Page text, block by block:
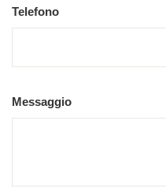
Telefono
Messaggio